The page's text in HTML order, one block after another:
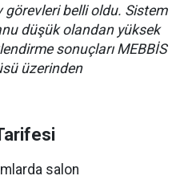
görevleri belli oldu. Sistem
düşük olandan yüksek
sonuçları MEBBİS
üzerinden
salon